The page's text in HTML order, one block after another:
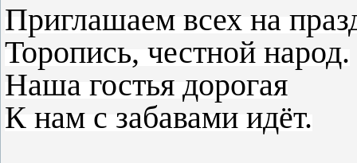
Приглашаем всех на
Торопись, честной народ.
Наша гостья дорогая
К нам с забавами идёт.